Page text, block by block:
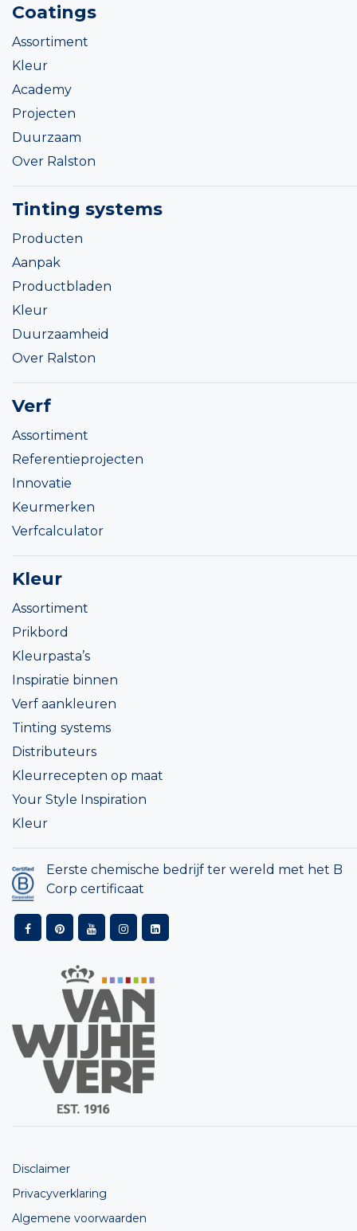
Coatings
Assortiment
Kleur
Academy
Projecten
Duurzaam
Over Ralston
Tinting systems
Producten
Aanpak
Productbladen
Kleur
Duurzaamheid
Over Ralston
Verf
Assortiment
Referentieprojecten
Innovatie
Keurmerken
Verfcalculator
Kleur
Assortiment
Prikbord
Kleurpasta’s
Inspiratie binnen
Verf aankleuren
Tinting systems
Distributeurs
Kleurrecepten op maat
Your Style Inspiration
Kleur
Eerste chemische bedrijf ter wereld met het B
Corp certificaat
Disclaimer
Privacyverklaring
Algemene voorwaarden